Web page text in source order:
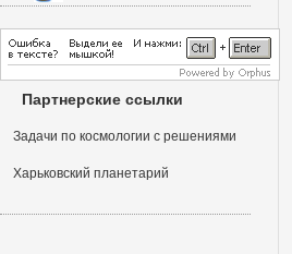
Партнерские ссылки
Задачи по космологии с решениями
Харьковский планетарий